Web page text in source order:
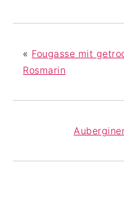
« Fougasse mit
Rosmarin